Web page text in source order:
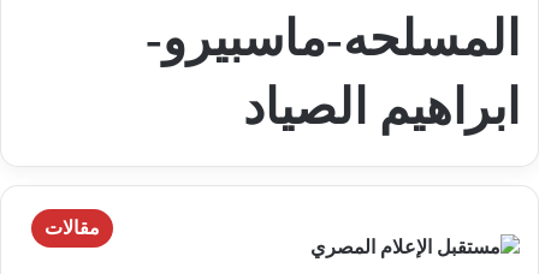
المسلحه-ماسبيرو-
ابراهيم الصياد
مقالات